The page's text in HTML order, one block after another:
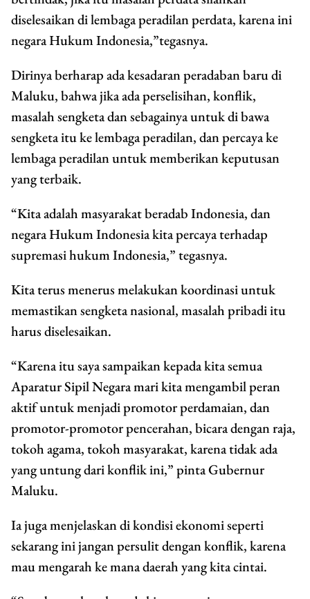
diselesaikan di lembaga peradilan perdata, karena ini
negara Hukum Indonesia,”tegasnya.
Dirinya berharap ada kesadaran peradaban baru di
Maluku, bahwa jika ada perselisihan, konflik,
masalah sengketa dan sebagainya untuk di bawa
sengketa itu ke lembaga peradilan, dan percaya ke
lembaga peradilan untuk memberikan keputusan
yang terbaik.
“Kita adalah masyarakat beradab Indonesia, dan
negara Hukum Indonesia kita percaya terhadap
supremasi hukum Indonesia,” tegasnya.
Kita terus menerus melakukan koordinasi untuk
memastikan sengketa nasional, masalah pribadi itu
harus diselesaikan.
“Karena itu saya sampaikan kepada kita semua
Aparatur Sipil Negara mari kita mengambil peran
aktif untuk menjadi promotor perdamaian, dan
promotor-promotor pencerahan, bicara dengan raja,
tokoh agama, tokoh masyarakat, karena tidak ada
yang untung dari konflik ini,” pinta Gubernur
Maluku.
Ia juga menjelaskan di kondisi ekonomi seperti
sekarang ini jangan persulit dengan konflik, karena
mau mengarah ke mana daerah yang kita cintai.